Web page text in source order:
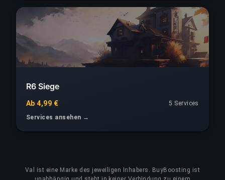
R6 Siege
Ab 4,99 €
5 Services
Services ansehen →
Val
ist eine Marke des jeweiligen Inhabers. BuyBoosting ist